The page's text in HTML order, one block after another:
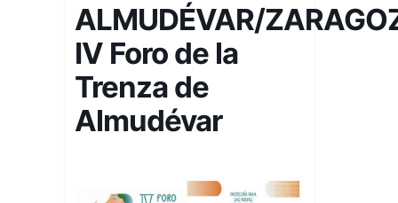
ALMUDÉVAR/
IV Foro de la
Trenza de
Almudévar